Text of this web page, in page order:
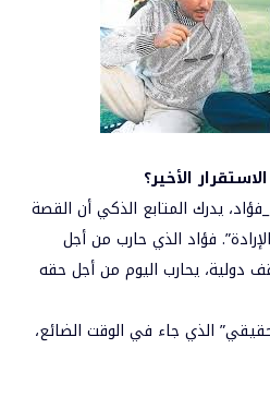
الأخير؟
يدرك المتابع الذكي أن القصة
فؤاد الذي حارب من أجل
دولية، يحارب اليوم من أجل حقه
الذي جاء في الوقت الضائع،